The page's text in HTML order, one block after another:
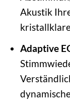
Akustik
Adaptive